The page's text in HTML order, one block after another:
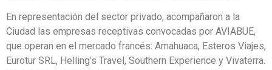
En representación del sector privado, acompañaron a la
Ciudad las empresas receptivas convocadas por AVIABUE,
que operan en el mercado francés: Amahuaca, Esteros Viajes,
Eurotur SRL, Helling’s Travel, Southern Experience y Vivaterra.